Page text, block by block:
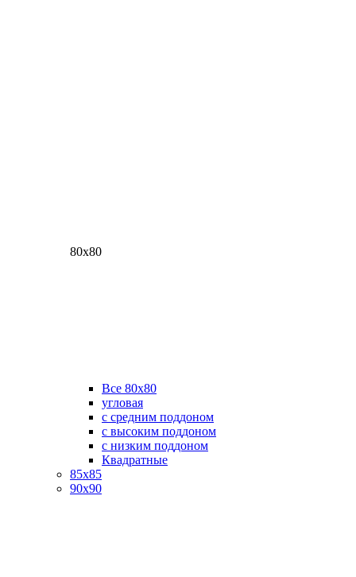
80х80
Все 80х80
угловая
с средним поддоном
с высоким поддоном
с низким поддоном
Квадратные
85х85
90х90